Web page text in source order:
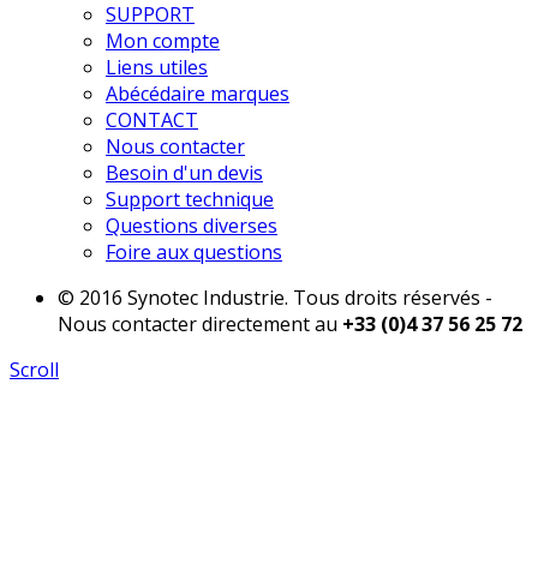
SUPPORT
Mon compte
Liens utiles
Abécédaire marques
CONTACT
Nous contacter
Besoin d'un devis
Support technique
Questions diverses
Foire aux questions
© 2016 Synotec Industrie. Tous droits réservés -
Nous contacter directement au +33 (0)4 37 56 25 72
Scroll